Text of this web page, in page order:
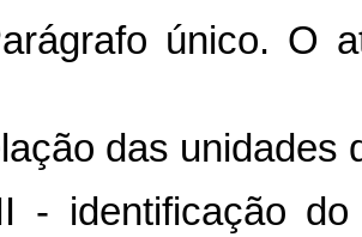
único. O
das unidades
do